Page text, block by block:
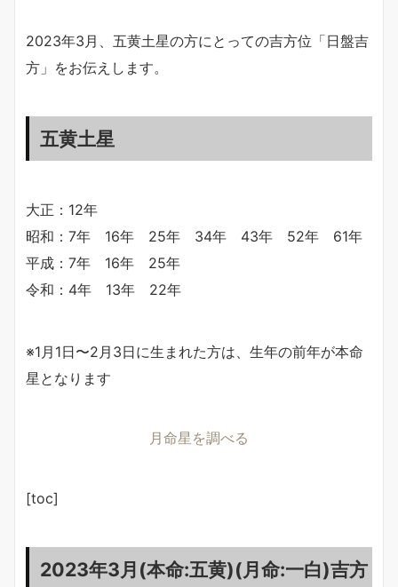
2023年3月、五黄土星の方にとっての吉方位「日盤吉
方」をお伝えします。
五黄土星
大正：12年
昭和：7年 16年 25年 34年 43年 52年 61年
平成：7年 16年 25年
令和：4年 13年 22年
※1月1日〜2月3日に生まれた方は、生年の前年が本命
星となります
月命星を調べる
[toc]
2023年3月(本命:五黄)(月命:一白)吉方